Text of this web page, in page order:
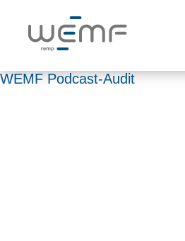
WEMF Podcast-Audit